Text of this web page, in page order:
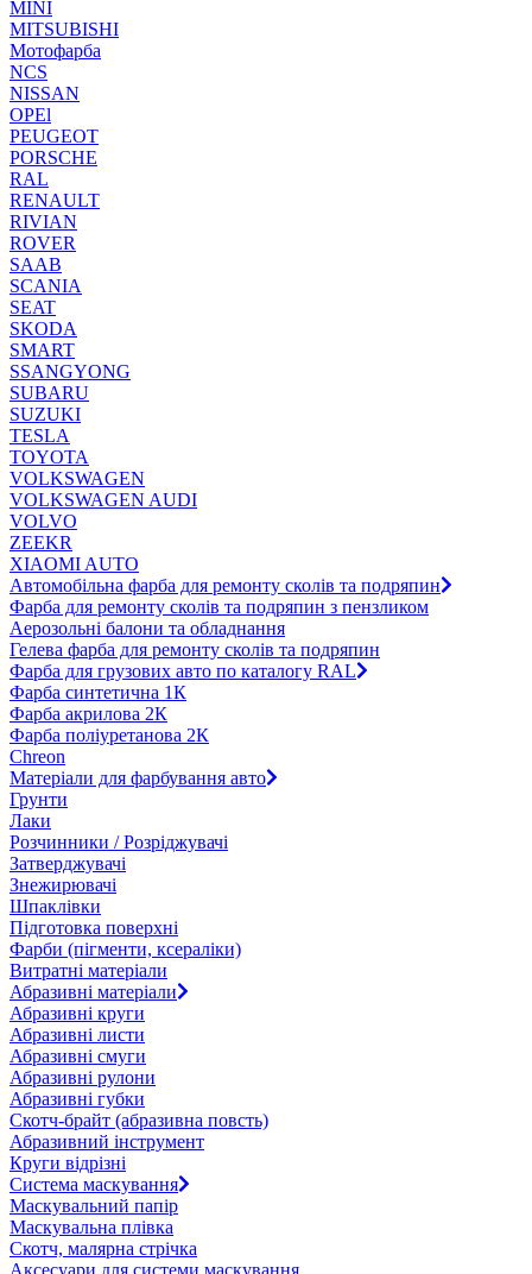
MINI
MITSUBISHI
Мотофарба
NCS
NISSAN
OPEl
PEUGEOT
PORSCHE
RAL
RENAULT
RIVIAN
ROVER
SAAB
SCANIA
SEAT
SKODA
SMART
SSANGYONG
SUBARU
SUZUKI
TESLA
TOYOTA
VOLKSWAGEN
VOLKSWAGEN AUDI
VOLVO
ZEEKR
XIAOMI AUTO
Автомобільна фарба для ремонту сколів та подряпин
Фарба для ремонту сколів та подряпин з пензликом
Аерозольні балони та обладнання
Гелева фарба для ремонту сколів та подряпин
Фарба для грузових авто по каталогу RAL
Фарба синтетична 1К
Фарба акрилова 2К
Фарба поліуретанова 2К
Chreon
Матеріали для фарбування авто
Грунти
Лаки
Розчинники / Розріджувачі
Затверджувачі
Знежирювачі
Шпаклівки
Підготовка поверхні
Фарби (пігменти, ксераліки)
Витратні матеріали
Абразивні матеріали
Абразивні круги
Абразивні листи
Абразивні смуги
Абразивні рулони
Абразивні губки
Скотч-брайт (абразивна повсть)
Абразивний інструмент
Круги відрізні
Система маскування
Маскувальний папір
Маскувальна плівка
Скотч, малярна стрічка
Аксесуари для системи маскування